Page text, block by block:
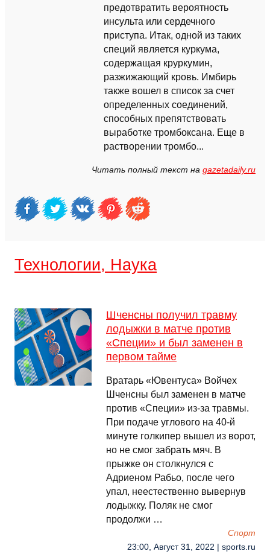
предотвратить вероятность
инсульта или сердечного
приступа. Итак, одной из таких
специй является куркума,
содержащая круркумин,
разжижающий кровь. Имбирь
также вошел в список за счет
определенных соединений,
способных препятствовать
выработке тромбоксана. Еще в
растворении тромбо...
Читать полный текст на gazetadaily.ru
Технологии, Наука
Шченсны получил травму
лодыжки в матче против
«Специи» и был заменен в
первом тайме
Вратарь «Ювентуса» Войчех
Шченсны был заменен в матче
против «Специи» из-за травмы.
При подаче углового на 40-й
минуте голкипер вышел из ворот,
но не смог забрать мяч. В
прыжке он столкнулся с
Адриеном Рабьо, после чего
упал, неестественно вывернув
лодыжку. Поляк не смог
продолжи …
Спорт
23:00, Август 31, 2022 | sports.ru